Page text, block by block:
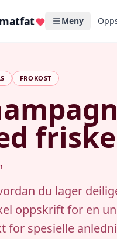
Meny
FROKOST
du lager
oppskrift for en
for spesielle